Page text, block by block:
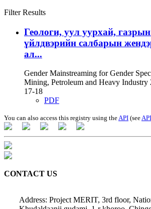
Filter Results
Геологи, уул уурхай,
үйлдвэрийн салбарын
ал...
Gender Mainstreaming for Gender
Mining, Petroleum and Heavy
17-18
PDF
You can also access this registry using theAPI (see
CONTACT US
Address: Project MERIT, 3rd floor,